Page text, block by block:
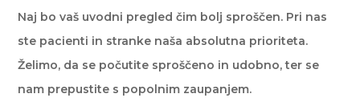
Naj bo vaš uvodni pregled čim bolj sproščen. Pri nas
ste pacienti in stranke naša absolutna prioriteta.
Želimo, da se počutite sproščeno in udobno, ter se
nam prepustite s popolnim zaupanjem.